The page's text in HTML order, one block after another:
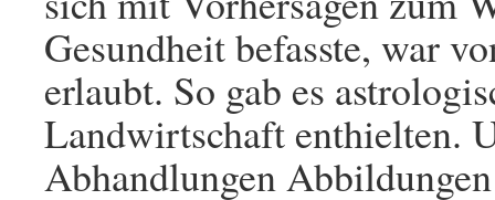
Gesundheit befasste, war
erlaubt. So gab es
Landwirtschaft enthielten.
Abhandlungen